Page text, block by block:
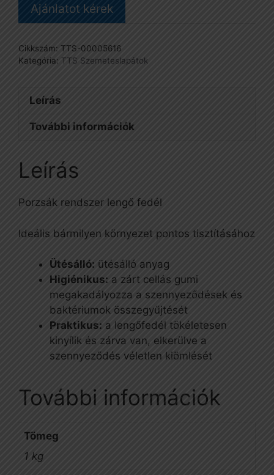
Ajánlatot kérek
Cikkszám: TTS-00005616
Kategória: TTS Szemeteslapátok
Leírás
További információk
Leírás
Porzsák rendszer lengő fedél
Ideális bármilyen környezet pontos tisztításához
Ütésálló: ütésálló anyag
Higiénikus: a zárt cellás gumi
megakadályozza a szennyeződések és
baktériumok összegyűjtését
Praktikus: a lengőfedél tökéletesen
kinyílik és zárva van, elkerülve a
szennyeződés véletlen kiömlését
További információk
Tömeg
1 kg